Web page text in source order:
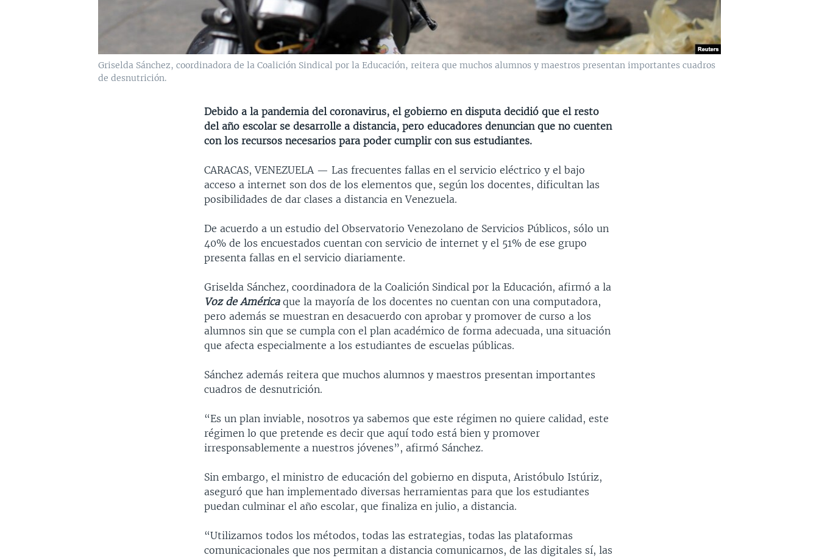
Griselda Sánchez, coordinadora de la Coalición Sindical por la Educación, reitera que muchos alumnos y maestros presentan importantes cuadros
de desnutrición.
Debido a la pandemia del coronavirus, el gobierno en disputa decidió que el resto
del año escolar se desarrolle a distancia, pero educadores denuncian que no cuenten
con los recursos necesarios para poder cumplir con sus estudiantes.
CARACAS, VENEZUELA — Las frecuentes fallas en el servicio eléctrico y el bajo
acceso a internet son dos de los elementos que, según los docentes, dificultan las
posibilidades de dar clases a distancia en Venezuela.
De acuerdo a un estudio del Observatorio Venezolano de Servicios Públicos, sólo un
40% de los encuestados cuentan con servicio de internet y el 51% de ese grupo
presenta fallas en el servicio diariamente.
Griselda Sánchez, coordinadora de la Coalición Sindical por la Educación, afirmó a la
Voz de Américaque la mayoría de los docentes no cuentan con una computadora,
pero además se muestran en desacuerdo con aprobar y promover de curso a los
alumnos sin que se cumpla con el plan académico de forma adecuada, una situación
que afecta especialmente a los estudiantes de escuelas públicas.
Sánchez además reitera que muchos alumnos y maestros presentan importantes
cuadros de desnutrición.
“Es un plan inviable, nosotros ya sabemos que este régimen no quiere calidad, este
régimen lo que pretende es decir que aquí todo está bien y promover
irresponsablemente a nuestros jóvenes”, afirmó Sánchez.
Sin embargo, el ministro de educación del gobierno en disputa, Aristóbulo Istúriz,
aseguró que han implementado diversas herramientas para que los estudiantes
puedan culminar el año escolar, que finaliza en julio, a distancia.
“Utilizamos todos los métodos, todas las estrategias, todas las plataformas
comunicacionales que nos permitan a distancia comunicarnos, de las digitales sí, las